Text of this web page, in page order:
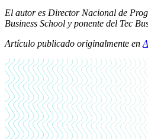
El autor es Director Nacional de
Business School y ponente del Tec
Artículo publicado originalmente en